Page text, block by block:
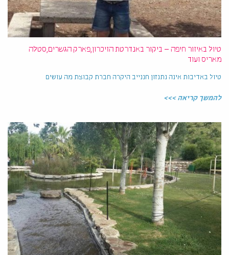
טיול באיזור חיפה – ביקור באנדרטת הזיכרון,פארק הגשרים,סטלה
מאריס ועוד
טיול באדיבות אינה נתנזון חננייב היקרה חברת קבוצת מה עושים
להמשך קריאה >>>